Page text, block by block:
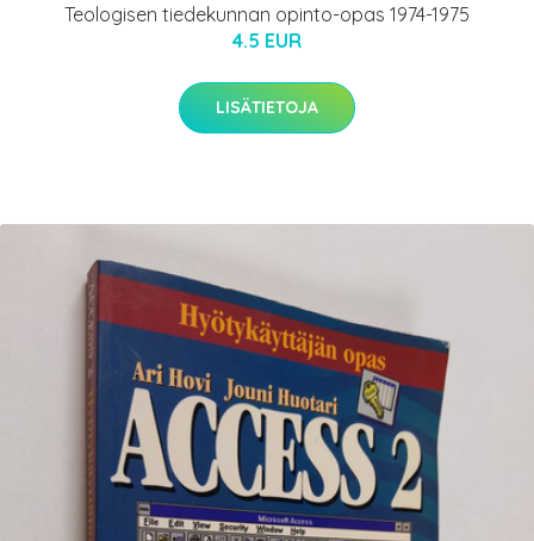
Teologisen tiedekunnan opinto-opas 1974-1975
4.5 EUR
LISÄTIETOJA